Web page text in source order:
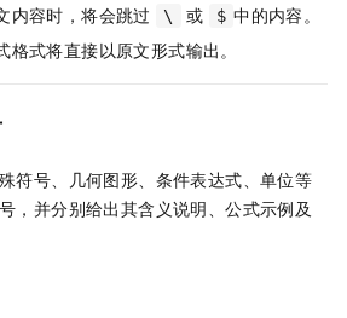
内容时，将会跳过
\ 或 $ 中的内容。
式将直接以原文形式输出。
符号、几何图形、条件表达式、单位等
，并分别给出其含义说明、公式示例及